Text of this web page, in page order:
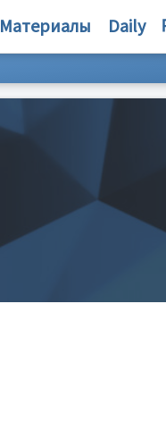
Материалы Daily